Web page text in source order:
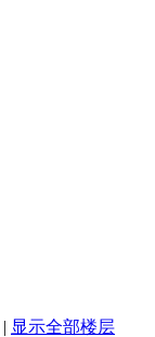
| 显示全部楼层